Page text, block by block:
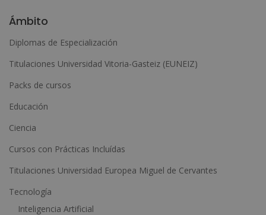
e
r
n
i
v
e
Ámbito
Diplomas de Especialización
Titulaciones Universidad Vitoria-Gasteiz (EUNEIZ)
Packs de cursos
Educación
Ciencia
Cursos con Prácticas Incluídas
Titulaciones Universidad Europea Miguel de Cervantes
Tecnología
Inteligencia Artificial